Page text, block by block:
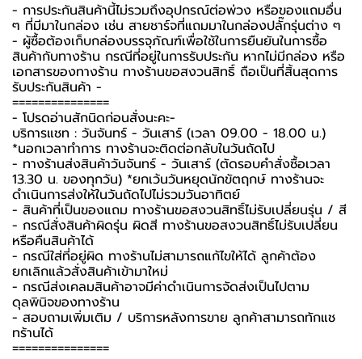
- การประกันสินค้านี้ไม่รวมถึงอุปกรณ์ต่อพ่วง หรือของแถมอื่น
ๆ ที่มีมาในกล่อง เช่น สายชาร์จที่แถมมาในกล่องปลั๊กรุ่นต่าง ๆ
-️ ผู้ซื้อต้องเก็บกล่องบรรจุภัณฑ์เพื่อใช้ในการยืนยันในการซื้อ
สินค้ากับทางร้าน กรณีที่อยู่ในการรับประกัน หากไม่มีกล่อง หรือ
เอกสารของทางร้าน ทางร้านขอสงวนสิทธิ์ ถือเป็นที่สิ้นสุดการ
รับประกันสินค้า -️
===============
-️ โปรดอ่านสักนิดก่อนสั่งนะคะ-️
บริการแชท : วันจันทร์ - วันเสาร์ (เวลา 09.00 - 18.00 น.)
*นอกเวลาทำการ ทางร้านจะติดต่อกลับในวันถัดไป
- ทางร้านส่งสินค้าวันจันทร์ - วันเสาร์ (ตัดรอบคำสั่งซื้อเวลา
13.30 น. ของทุกวัน) *ยกเว้นวันหยุดนักขัตฤกษ์ ทางร้านจะ
ดำเนินการส่งให้ในวันถัดไปไม่รวมวันอาทิตย์
- สินค้าที่เป็นของแถม ทางร้านขอสงวนสิทธิ์ไม่รับเปลี่ยนรุ่น / สี
- กรณีสั่งสินค้าผิดรุ่น ผิดสี ทางร้านขอสงวนสิทธิ์ไม่รับเปลี่ยน
หรือคืนสินค้าได้
- กรณีใส่ที่อยู่ผิด ทางร้านไม่สามารถแก้ไขให้ได้ ลูกค้าต้อง
ยกเลิกแล้วสั่งสินค้าเข้ามาใหม่
- กรณีส่งเคลมสินค้าอาจมีค่าดำเนินการจัดส่งเป็นไปตาม
ดุลพินิจของทางร้าน
- สอบถามเพิ่มเติม / บริการหลังการขาย ลูกค้าสามารถทักแช
ทร้านได้
===============